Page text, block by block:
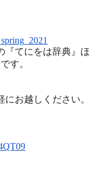
『てにをは辞典』ほ
す。
お越しください。
09